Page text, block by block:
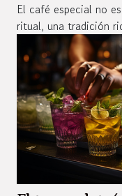
El café especial no
ritual, una tradición